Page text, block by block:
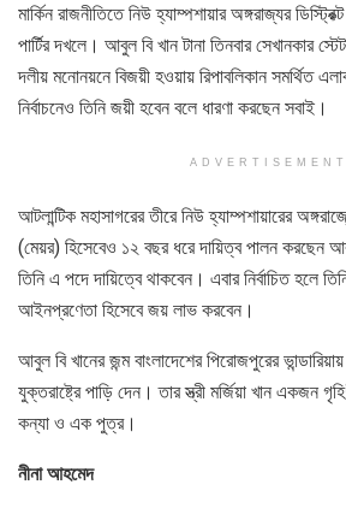
মার্কিন রাজনীতিতে নিউ হ্যাম্পশায়ার অঙ্গরাজ্যর
পার্টির দখলে। আবুল বি খান টানা তিনবার সেখানকার
দলীয় মনোনয়নে বিজয়ী হওয়ায় রিপাবলিকান সমর্থিত
নির্বাচনেও তিনি জয়ী হবেন বলে ধারণা করছেন সবাই।
ADVERTISEMENT
আটলান্টিক মহাসাগরের তীরে নিউ হ্যাম্পশায়ারের
(মেয়র) হিসেবেও ১২ বছর ধরে দায়িত্ব পালন করছেন
তিনি এ পদে দায়িত্বে থাকবেন। এবার নির্বাচিত হলে
আইনপ্রণেতা হিসেবে জয় লাভ করবেন।
আবুল বি খানের জন্ম বাংলাদেশের পিরোজপুরের
যুক্তরাষ্ট্রে পাড়ি দেন। তার স্ত্রী মর্জিয়া খান একজন
কন্যা ও এক পুত্র।
নীনা আহমেদ